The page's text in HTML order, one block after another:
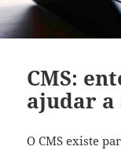
CMS:
ajudar a
O CMS existe